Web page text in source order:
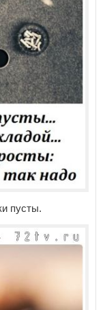
пусты.